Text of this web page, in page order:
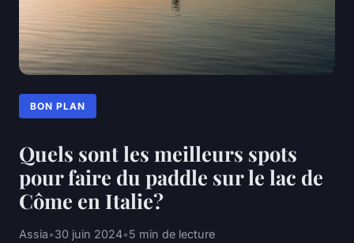
BON PLAN
Quels sont les meilleurs spots
pour faire du paddle sur le lac de
Côme en Italie?
Assia•30 juin 2024•5 min de lecture